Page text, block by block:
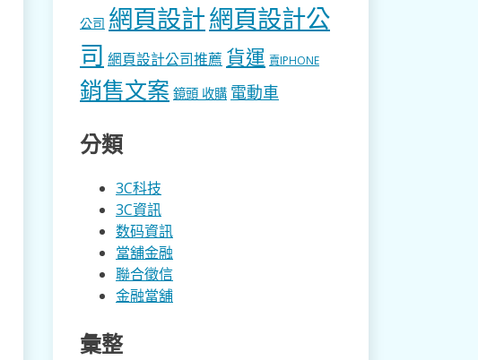
公司 網頁設計網頁設計公
司 網頁設計公司推薦 貨運 賣IPHONE
銷售文案 鏡頭 收購 電動車
分類
3C科技
3C資訊
数码資訊
當舖金融
聯合徵信
金融當舖
彙整